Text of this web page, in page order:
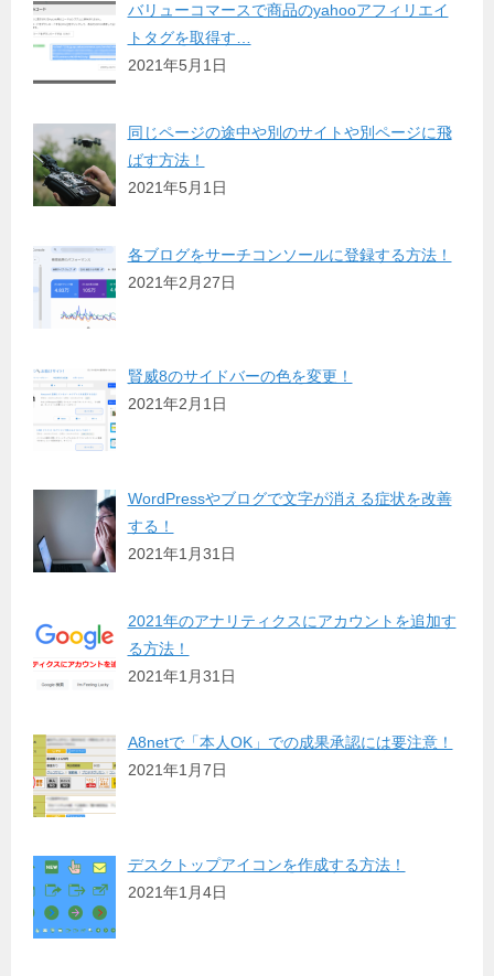
バリューコマースで商品のyahooアフィリエイ
トタグを取得す…
2021年5月1日
同じページの途中や別のサイトや別ページに飛
ばす方法！
2021年5月1日
各ブログをサーチコンソールに登録する方法！
2021年2月27日
賢威8のサイドバーの色を変更！
2021年2月1日
WordPressやブログで文字が消える症状を改善
する！
2021年1月31日
2021年のアナリティクスにアカウントを追加す
る方法！
2021年1月31日
A8netで「本人OK」での成果承認には要注意！
2021年1月7日
デスクトップアイコンを作成する方法！
2021年1月4日